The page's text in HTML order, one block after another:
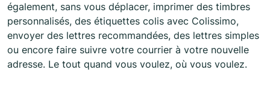
également, sans vous déplacer, imprimer des timbres
personnalisés, des étiquettes colis avec Colissimo,
envoyer des lettres recommandées, des lettres simples
ou encore faire suivre votre courrier à votre nouvelle
adresse. Le tout quand vous voulez, où vous voulez.